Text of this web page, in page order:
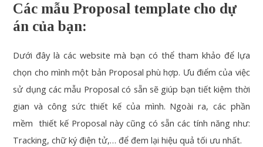
Các mẫu Proposal template cho dự
án của bạn:
Dưới đây là các website mà bạn có thể tham khảo để lựa
chọn cho mình một bản Proposal phù hợp. Ưu điểm của việc
sử dụng các mẫu Proposal có sẵn sẽ giúp bạn tiết kiệm thời
gian và công sức thiết kế của mình. Ngoài ra, các phần
mềm thiết kế Proposal này cũng có sẵn các tính năng như:
Tracking, chữ ký điện tử,… để đem lại hiệu quả tối ưu nhất.